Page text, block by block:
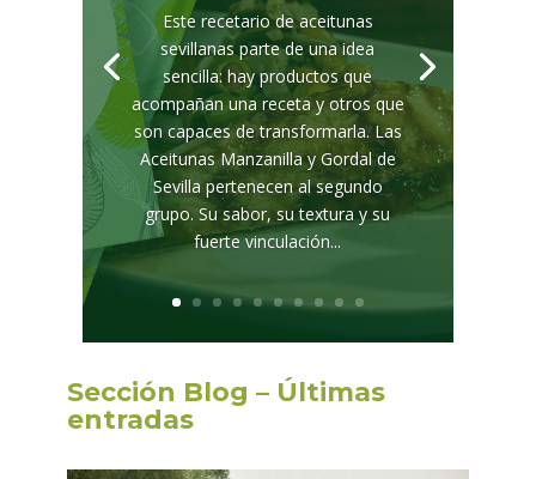
Este recetario de aceitunas
sevillanas parte de una idea
sencilla: hay productos que
acompañan una receta y otros que
son capaces de transformarla. Las
Aceitunas Manzanilla y Gordal de
Sevilla pertenecen al segundo
grupo. Su sabor, su textura y su
fuerte vinculación...
Sección Blog – Últimas
entradas